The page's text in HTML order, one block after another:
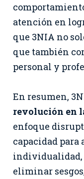
atención en
que 3NIA no
que también
personal y
En resumen,
revolución en
enfoque
capacidad para
individualidad,
eliminar